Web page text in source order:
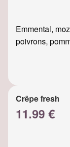
Emmental,
poivrons,
Crêpe fresh
11.99 €